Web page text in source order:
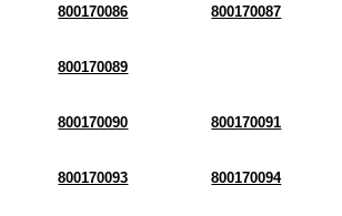
800170086 800170087
800170089
800170090 800170091
800170093 800170094